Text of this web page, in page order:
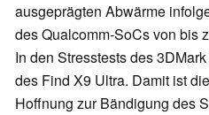
ausgeprägten Abwärme
des Qualcomm-SoCs von bis
In den Stresstests des
des Find X9 Ultra. Damit ist
Hoffnung zur Bändigung des